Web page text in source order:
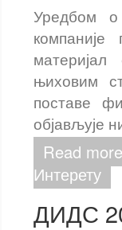
Уредбом
њиховим
поставе
објављује
Read
Интерету
ДИДС